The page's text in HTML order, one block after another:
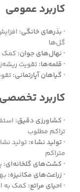
کاربرد عمومی
· بذرهای خانگی:
گل‌ها
· نهال‌های جوان: کمک
· قلمه‌ها:تقویت
· گیاهان آپارتمانی:
کاربرد تخصصی
· کشاورزی دقیق:
تراکم مطلوب
· تولید نشاء:تولید
متراکم
· کشت‌های گلخانه‌ای:
· زراعت‌های مکانیزه:
· احیای مراتع: کمک به